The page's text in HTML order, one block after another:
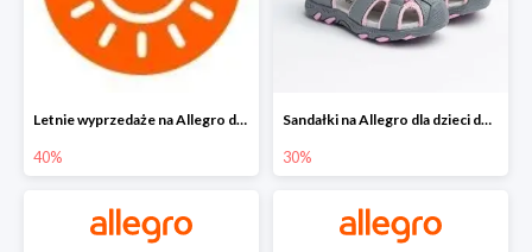
Letnie wyprzedaże na Allegro do -40%
40%
Sandałki na Allegro dla dzieci do -30%
30%